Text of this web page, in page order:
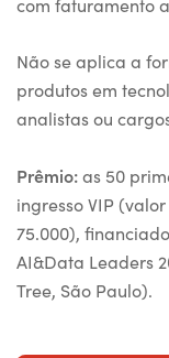
com faturamento
Não se aplica a
produtos em
analistas ou
Prêmio:as 50
ingresso VIP
75.000),
AI&Data Leaders
Tree, São Paulo).